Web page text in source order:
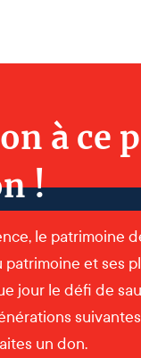
à ce
!
le patrimoine
et ses
jour le défi de
un don.